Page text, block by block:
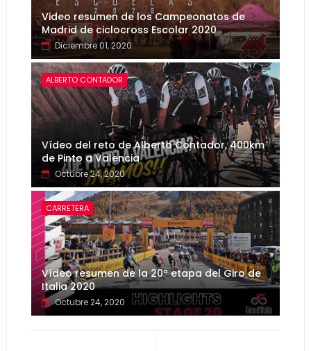
Video resumen de los Campeonatos de
Madrid de ciclocross Escolar 2020
Diciembre 01, 2020
ALBERTO CONTADOR
Vídeo del reto de Alberto Contador, 400km
de Pinto a Valencia
Octubre 24, 2020
CARRETERA
Vídeo resumen de la 20ª etapa del Giro de
Italia 2020
Octubre 24, 2020